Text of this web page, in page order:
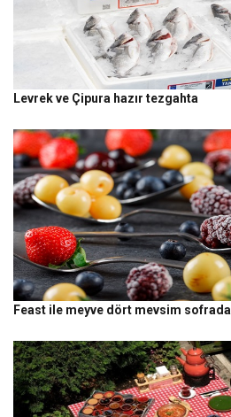
Levrek ve Çipura hazır tezgahta
Feast ile meyve dört mevsim sofrada